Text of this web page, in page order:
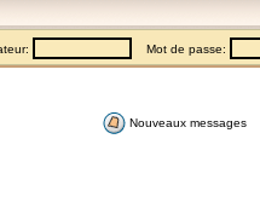
Mot de passe:
Nouveaux messages